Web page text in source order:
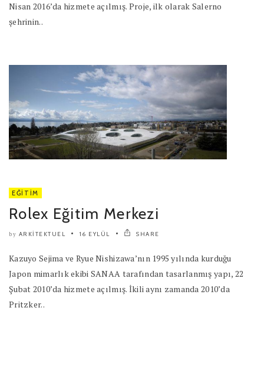
Nisan 2016’da hizmete açılmış. Proje, ilk olarak Salerno
şehrinin..
EĞITIM
Rolex Eğitim Merkezi
by ARKITEKTUEL 16 EYLÜL SHARE
Kazuyo Sejima ve Ryue Nishizawa’nın 1995 yılında kurduğu
Japon mimarlık ekibi SANAA tarafından tasarlanmış yapı, 22
Şubat 2010’da hizmete açılmış. İkili aynı zamanda 2010’da
Pritzker..